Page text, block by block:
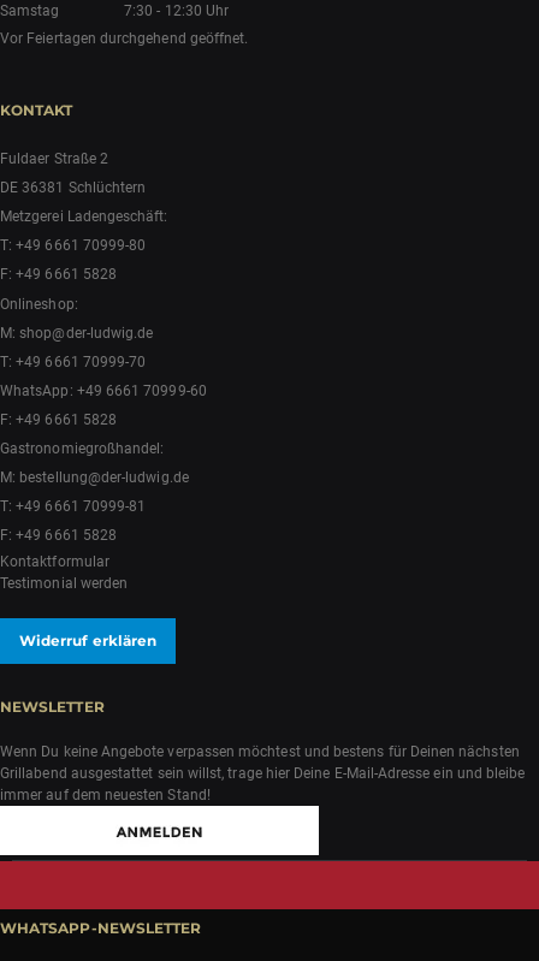
Samstag
7:30 - 12:30 Uhr
Vor Feiertagen durchgehend geöffnet.
KONTAKT
Fuldaer Straße 2
DE 36381 Schlüchtern
Metzgerei Ladengeschäft:
T:+49 6661 70999-80
F: +49 6661 5828
Onlineshop:
M:shop@der-ludwig.de
T:+49 6661 70999-70
WhatsApp: +49 6661 70999-60
F: +49 6661 5828
Gastronomiegroßhandel:
M: bestellung@der-ludwig.de
T:+49 6661 70999-81
F: +49 6661 5828
Kontaktformular
Testimonial werden
Widerruf erklären
NEWSLETTER
Wenn Du keine Angebote verpassen möchtest und bestens für Deinen nächsten
Grillabend ausgestattet sein willst, trage hier Deine E-Mail-Adresse ein und bleibe
immer auf dem neuesten Stand!
WHATSAPP-NEWSLETTER